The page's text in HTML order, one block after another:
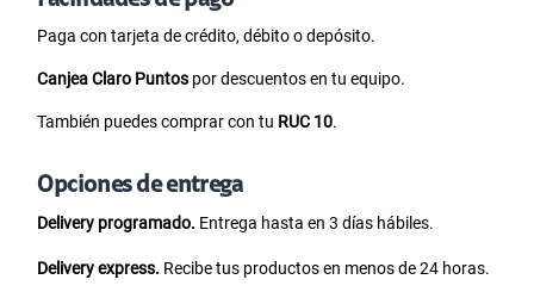
Paga con tarjeta de crédito, débito o depósito.
Canjea Claro Puntos por descuentos en tu equipo.
También puedes comprar con tu RUC 10.
Opciones de entrega
Delivery programado. Entrega hasta en 3 días hábiles.
Delivery express. Recibe tus productos en menos de 24 horas.